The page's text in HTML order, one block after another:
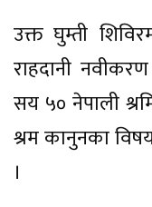
उक्त घुम्ती
राहदानी
सय ५० नेपाली
श्रम कानुनका
।